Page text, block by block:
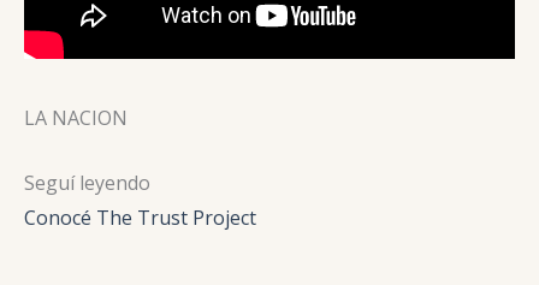
LA NACION
Seguí leyendo
Conocé The Trust Project